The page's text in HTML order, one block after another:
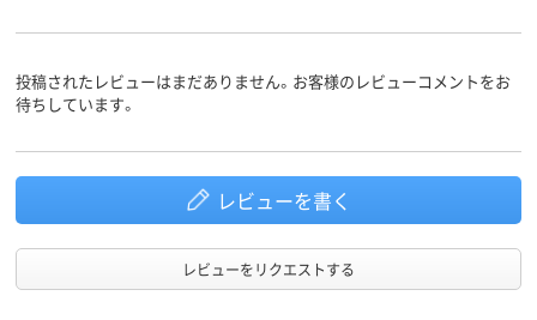
投稿されたレビューはまだありません。お客様のレビューコメントをお
待ちしています。
レビューを書く
レビューをリクエストする